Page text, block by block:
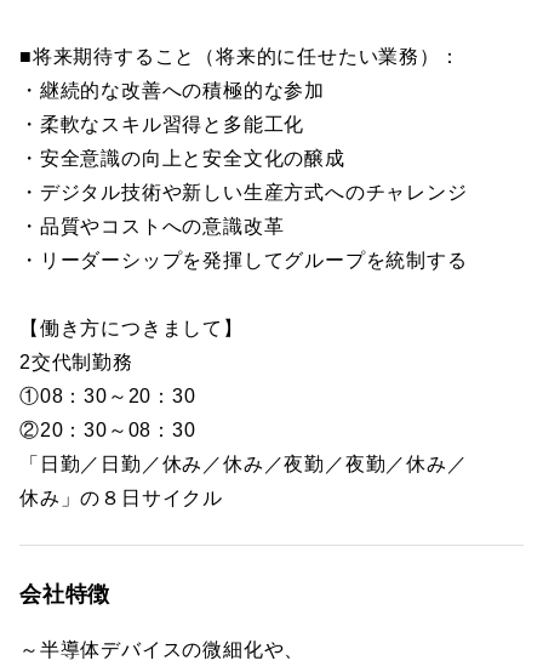
■将来期待すること（将来的に任せたい業務）：
・継続的な改善への積極的な参加
・柔軟なスキル習得と多能工化
・安全意識の向上と安全文化の醸成
・デジタル技術や新しい生産方式へのチャレンジ
・品質やコストへの意識改革
・リーダーシップを発揮してグループを統制する
【働き方につきまして】
2交代制勤務
①08：30～20：30
②20：30～08：30
「日勤／日勤／休み／休み／夜勤／夜勤／休み／
休み」の８日サイクル
会社特徴
～半導体デバイスの微細化や、